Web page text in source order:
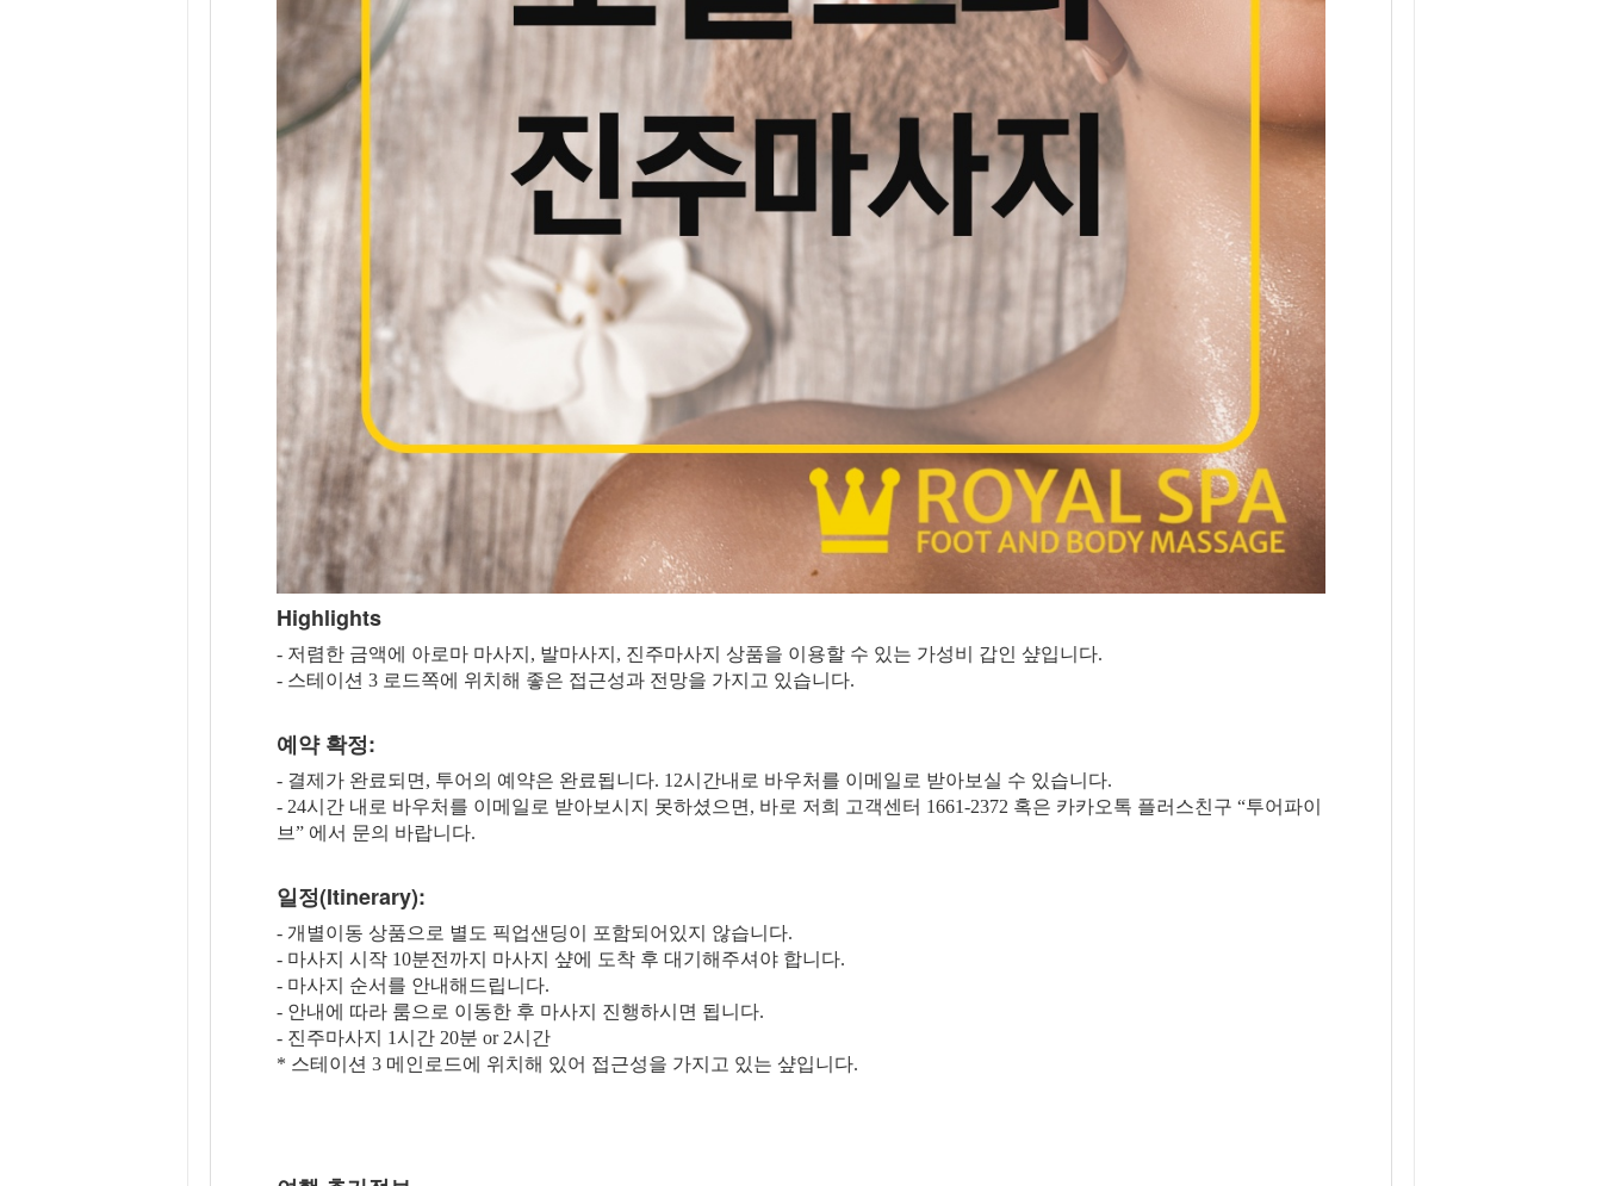
Highlights
- 저렴한 금액에 아로마 마사지, 발마사지, 진주마사지 상품을 이용할 수 있는 가성비 갑인 샾입니다.
- 스테이션 3 로드쪽에 위치해 좋은 접근성과 전망을 가지고 있습니다.
예약 확정:
- 결제가 완료되면, 투어의 예약은 완료됩니다. 12시간내로 바우처를 이메일로 받아보실 수 있습니다.
- 24시간 내로 바우처를 이메일로 받아보시지 못하셨으면, 바로 저희 고객센터 1661-2372 혹은 카카오톡 플러스친구 “투어파이
브” 에서 문의 바랍니다.
일정(Itinerary):
- 개별이동 상품으로 별도 픽업샌딩이 포함되어있지 않습니다.
- 마사지 시작 10분전까지 마사지 샾에 도착 후 대기해주셔야 합니다.
- 마사지 순서를 안내해드립니다.
- 안내에 따라 룸으로 이동한 후 마사지 진행하시면 됩니다.
- 진주마사지 1시간 20분 or 2시간
* 스테이션 3 메인로드에 위치해 있어 접근성을 가지고 있는 샾입니다.